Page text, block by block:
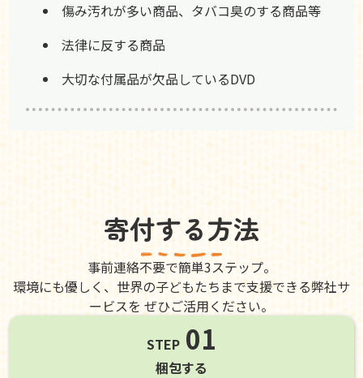
傷み汚れが多い商品、タバコ臭のする商品等
法律に反する商品
大切な付属品が欠品しているDVD
寄付する方法
事前連絡不要で簡単3ステップ。
環境にも優しく、世界の子どもたちまで支援できる弊社サ
ービスを ぜひご活用ください。
STEP 01
梱包する